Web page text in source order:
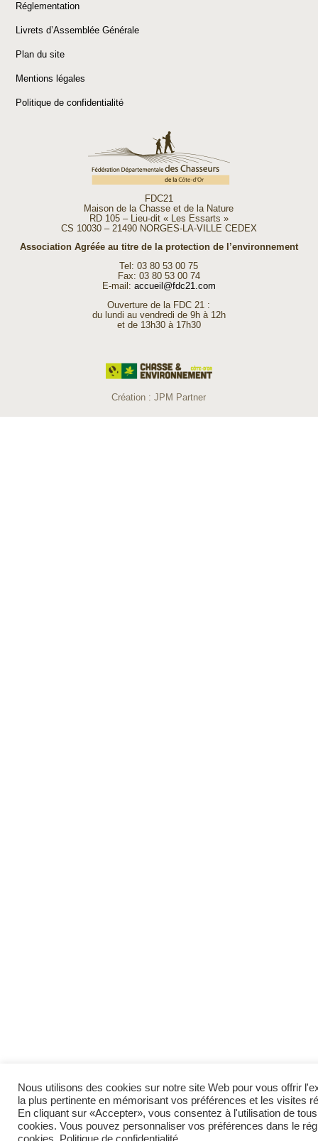
Réglementation
Livrets d’Assemblée Générale
Plan du site
Mentions légales
Politique de confidentialité
FDC21
Maison de la Chasse et de la Nature
RD 105 – Lieu-dit « Les Essarts »
CS 10030 – 21490 NORGES-LA-VILLE CEDEX
Association Agréée au titre de la protection de l’environnement
Tel: 03 80 53 00 75
Fax: 03 80 53 00 74
E-mail: accueil@fdc21.com
Ouverture de la FDC 21 :
du lundi au vendredi de 9h à 12h
et de 13h30 à 17h30
Création :JPM Partner
Nous utilisons des cookies sur notre site Web pour vous offrir
la plus pertinente en mémorisant vos préférences et les visites
En cliquant sur «Accepter», vous consentez à l'utilisation de
cookies. Vous pouvez personnaliser vos préférences dans le